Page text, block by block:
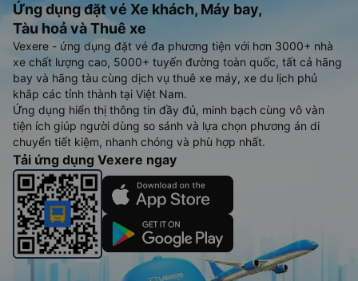
Ứng dụng đặt vé Xe khách, Máy bay,
Tàu hoả và Thuê xe
Vexere - ứng dụng đặt vé đa phương tiện với hơn 3000+ nhà
xe chất lượng cao, 5000+ tuyến đường toàn quốc, tất cả hãng
bay và hãng tàu cùng dịch vụ thuê xe máy, xe du lịch phủ
khắp các tỉnh thành tại Việt Nam.
Ứng dụng hiển thị thông tin đầy đủ, minh bạch cùng vô vàn
tiện ích giúp người dùng so sánh và lựa chọn phương án di
chuyển tiết kiệm, nhanh chóng và phù hợp nhất.
Tải ứng dụng Vexere ngay